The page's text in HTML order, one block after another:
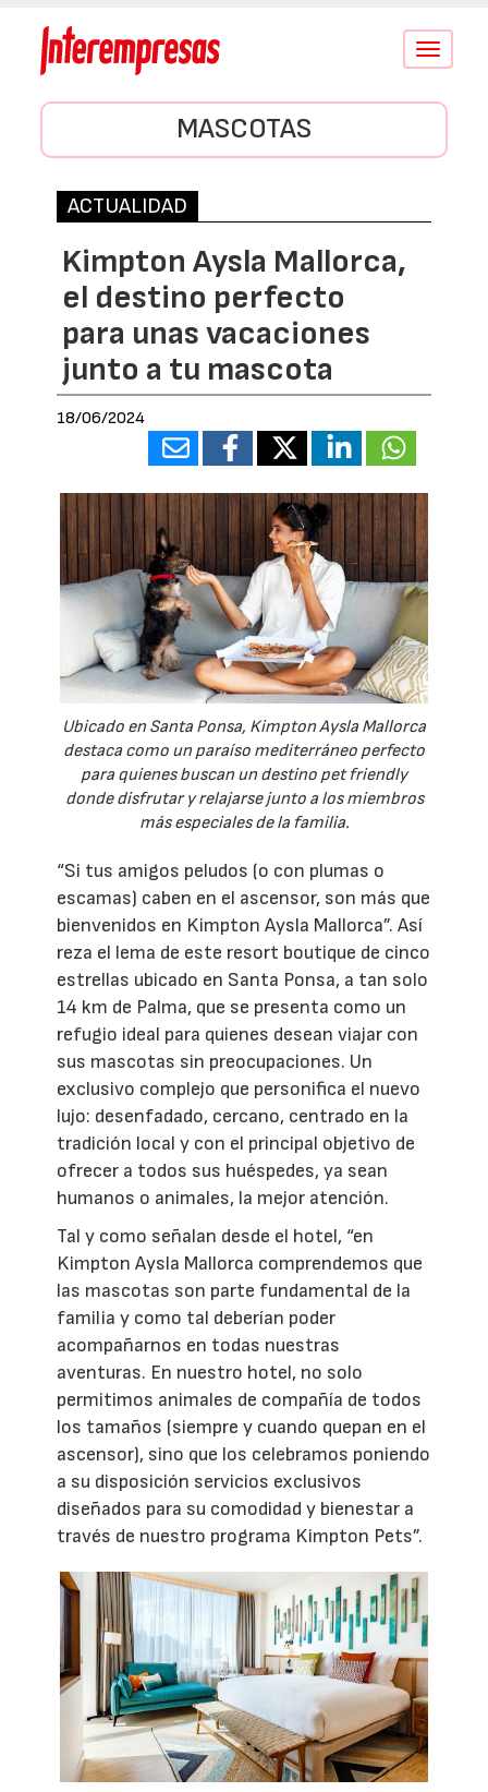
Conmutar
MASCOTAS
ACTUALIDAD
Kimpton Aysla Mallorca,
el destino perfecto
para unas vacaciones
junto a tu mascota
18/06/2024
Ubicado en Santa Ponsa, Kimpton Aysla Mallorca
destaca como un paraíso mediterráneo perfecto
para quienes buscan un destino pet friendly
donde disfrutar y relajarse junto a los miembros
más especiales de la familia.
“Si tus amigos peludos (o con plumas o
escamas) caben en el ascensor, son más que
bienvenidos en Kimpton Aysla Mallorca”. Así
reza el lema de este resort boutique de cinco
estrellas ubicado en Santa Ponsa, a tan solo
14 km de Palma, que se presenta como un
refugio ideal para quienes desean viajar con
sus mascotas sin preocupaciones. Un
exclusivo complejo que personifica el nuevo
lujo: desenfadado, cercano, centrado en la
tradición local y con el principal objetivo de
ofrecer a todos sus huéspedes, ya sean
humanos o animales, la mejor atención.
Tal y como señalan desde el hotel, “en
Kimpton Aysla Mallorca comprendemos que
las mascotas son parte fundamental de la
familia y como tal deberían poder
acompañarnos en todas nuestras
aventuras. En nuestro hotel, no solo
permitimos animales de compañía de todos
los tamaños (siempre y cuando quepan en el
ascensor), sino que los celebramos poniendo
a su disposición servicios exclusivos
diseñados para su comodidad y bienestar a
través de nuestro programa Kimpton Pets”.